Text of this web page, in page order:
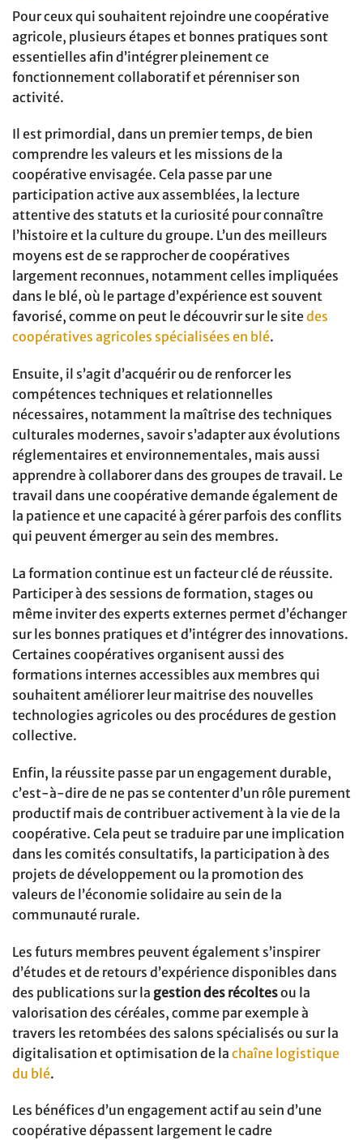
Pour ceux qui souhaitent rejoindre une coopérative
agricole, plusieurs étapes et bonnes pratiques sont
essentielles afin d’intégrer pleinement ce
fonctionnement collaboratif et pérenniser son
activité.
Il est primordial, dans un premier temps, de bien
comprendre les valeurs et les missions de la
coopérative envisagée. Cela passe par une
participation active aux assemblées, la lecture
attentive des statuts et la curiosité pour connaître
l’histoire et la culture du groupe. L’un des meilleurs
moyens est de se rapprocher de coopératives
largement reconnues, notamment celles impliquées
dans le blé, où le partage d’expérience est souvent
favorisé, comme on peut le découvrir sur le sitedes
coopératives agricoles spécialisées en blé.
Ensuite, il s’agit d’acquérir ou de renforcer les
compétences techniques et relationnelles
nécessaires, notamment la maîtrise des techniques
culturales modernes, savoir s’adapter aux évolutions
réglementaires et environnementales, mais aussi
apprendre à collaborer dans des groupes de travail. Le
travail dans une coopérative demande également de
la patience et une capacité à gérer parfois des conflits
qui peuvent émerger au sein des membres.
La formation continue est un facteur clé de réussite.
Participer à des sessions de formation, stages ou
même inviter des experts externes permet d’échanger
sur les bonnes pratiques et d’intégrer des innovations.
Certaines coopératives organisent aussi des
formations internes accessibles aux membres qui
souhaitent améliorer leur maitrise des nouvelles
technologies agricoles ou des procédures de gestion
collective.
Enfin, la réussite passe par un engagement durable,
c’est-à-dire de ne pas se contenter d’un rôle purement
productif mais de contribuer activement à la vie de la
coopérative. Cela peut se traduire par une implication
dans les comités consultatifs, la participation à des
projets de développement ou la promotion des
valeurs de l’économie solidaire au sein de la
communauté rurale.
Les futurs membres peuvent également s’inspirer
d’études et de retours d’expérience disponibles dans
des publications sur la gestion des récoltesou la
valorisation des céréales, comme par exemple à
travers les retombées des salons spécialisés ou sur la
digitalisation et optimisation de la chaîne logistique
du blé.
Les bénéfices d’un engagement actif au sein d’une
coopérative dépassent largement le cadre